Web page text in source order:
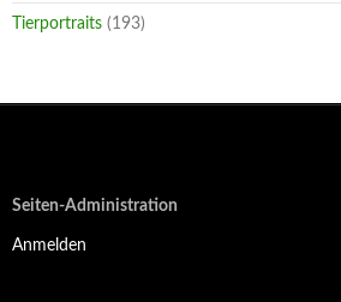
Tierportraits (193)
Seiten-Administration
Anmelden